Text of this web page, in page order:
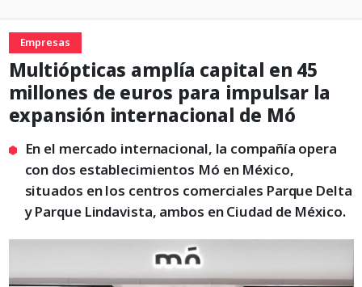
Empresas
Multiópticas amplía capital en 45
millones de euros para impulsar la
expansión internacional de Mó
En el mercado internacional, la compañía opera
con dos establecimientos Mó en México,
situados en los centros comerciales Parque Delta
y Parque Lindavista, ambos en Ciudad de México.